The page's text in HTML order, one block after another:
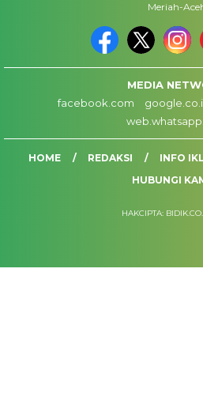
Meriah-
MEDIA
facebook.com
HOME REDAKSI INFO
HUBUNGI
HAKCIPTA: